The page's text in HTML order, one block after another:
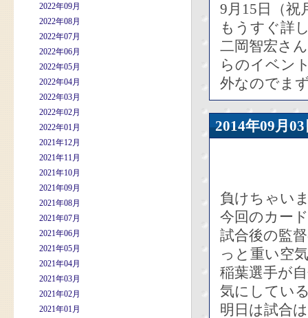
2022年09月
2022年08月
2022年07月
2022年06月
2022年05月
2022年04月
2022年03月
2022年02月
2022年01月
2021年12月
2021年11月
2021年10月
2021年09月
2021年08月
2021年07月
2021年06月
2021年05月
2021年04月
2021年03月
2021年02月
2021年01月
9月15日（
もうすぐ詳
二岡智宏さ
らのイベン
外なのでま
2014年09
負けちゃい
今回のカー
試合後の監
っと重い空
稲葉選手が
気にしてい
明日は試合